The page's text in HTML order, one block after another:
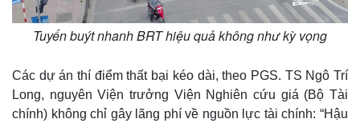
Tuyến buýt nhanh BRT hiệu quả không như kỳ vọng
Các dự án thí điểm thất bại kéo dài, theo PGS. TS Ngô Trí
Long, nguyên Viện trưởng Viện Nghiên cứu giá (Bộ Tài
chính) không chỉ gây lãng phí về nguồn lực tài chính: “Hậu